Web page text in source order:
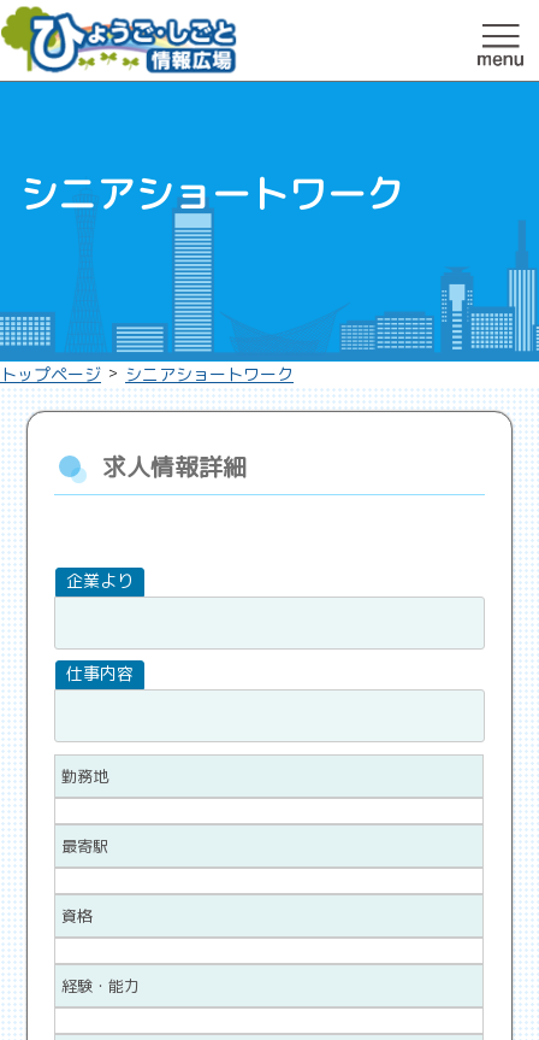
シニアショートワーク
トップページ > シニアショートワーク
求人情報詳細
勤務地
最寄駅
資格
経験・能力